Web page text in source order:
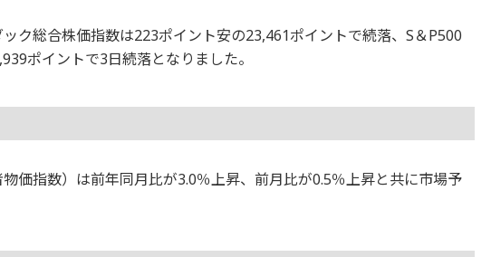
ク総合株価指数は223ポイント安の23,461ポイントで続落、S＆P500
ポイントで3日続落となりました。
価指数）は前年同月比が3.0％上昇、前月比が0.5％上昇と共に市場予